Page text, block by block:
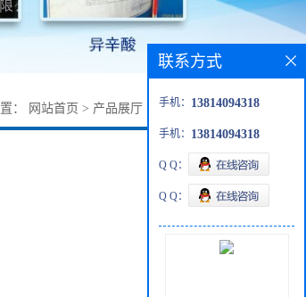
： 网站首页 > 产品展厅 > 试剂> 5’-胞苷酸
联系方式
手机： 13814094318
手机： 13814094318
Q Q：
Q Q：